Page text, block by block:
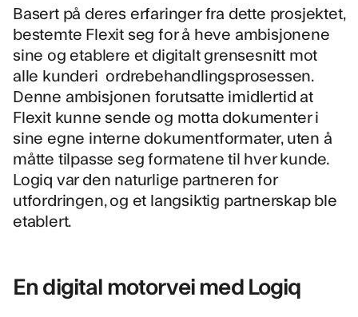
Basert på deres erfaringer fra dette prosjektet,
bestemte Flexit seg for å heve ambisjonene
sine og etablere et digitalt grensesnitt mot
alle kunderi ordrebehandlingsprosessen.
Denne ambisjonen forutsatte imidlertid at
Flexit kunne sende og motta dokumenter i
sine egne interne dokumentformater, uten å
måtte tilpasse seg formatene til hver kunde.
Logiq var den naturlige partneren for
utfordringen, og et langsiktig partnerskap ble
etablert.
En digital motorvei med Logiq